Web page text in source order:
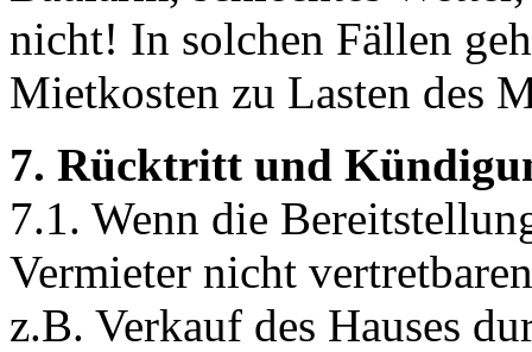
nicht! In solchen Fällen
Mietkosten zu Lasten des
7. Rücktritt und
7.1. Wenn die
Vermieter nicht
z.B. Verkauf des Hauses